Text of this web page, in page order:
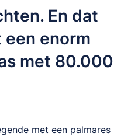
En dat
een enorm
met 80.000
met een palmares